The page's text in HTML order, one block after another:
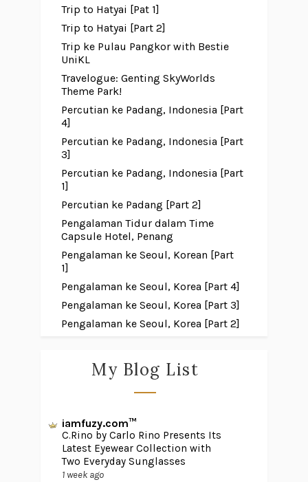
Trip to Hatyai [Pat 1]
Trip to Hatyai [Part 2]
Trip ke Pulau Pangkor with Bestie
UniKL
Travelogue: Genting SkyWorlds
Theme Park!
Percutian ke Padang, Indonesia [Part
4]
Percutian ke Padang, Indonesia [Part
3]
Percutian ke Padang, Indonesia [Part
1]
Percutian ke Padang [Part 2]
Pengalaman Tidur dalam Time
Capsule Hotel, Penang
Pengalaman ke Seoul, Korean [Part
1]
Pengalaman ke Seoul, Korea [Part 4]
Pengalaman ke Seoul, Korea [Part 3]
Pengalaman ke Seoul, Korea [Part 2]
My Blog List
iamfuzy.com™
C.Rino by Carlo Rino Presents Its
Latest Eyewear Collection with
Two Everyday Sunglasses
1 week ago